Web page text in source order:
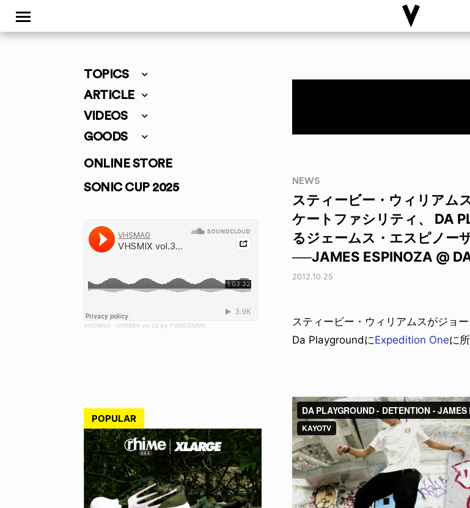
TOPICS
ARTICLE
VIDEOS
GOODS
ONLINE STORE
SONIC CUP 2025
VHSMAG · VHSMIX vol.31 by YUNGJINNN
POPULAR
NEWS
スティービー・ウィリアム
ケートファシリティ、 DA
るジェームス・エスピノー
──JAMES ESPINOZA @
2012.10.25
スティービー・ウィリアムスがジョ
Da PlaygroundにExpedition Oneに